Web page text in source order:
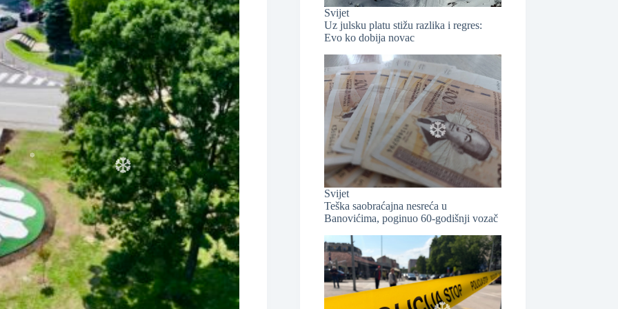
Svijet
Uz julsku platu stižu razlika i regres:
Evo ko dobija novac
Svijet
Teška saobraćajna nesreća u
Banovićima, poginuo 60-godišnji vozač
❆
❆
❆
❆
❆